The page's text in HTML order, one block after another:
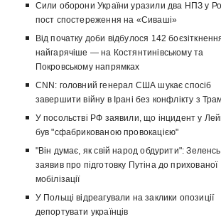
Сили оборони України уразили два НПЗ у
пост спостереження на «Сиваші»
Від початку доби відбулося 142
найгарячіше — на Костянтинівському та
Покровському напрямках
CNN: головний генерал США шукає спосіб
завершити війну в Ірані без конфлікту з
У посольстві РФ заявили, що інцидент у
був "сфабрикованою провокацією"
"Він думає, як свій народ обдурити":
заявив про підготовку Путіна до прихованої
мобілізації
У Польщі відреагували на заклики опозиції
депортувати українців